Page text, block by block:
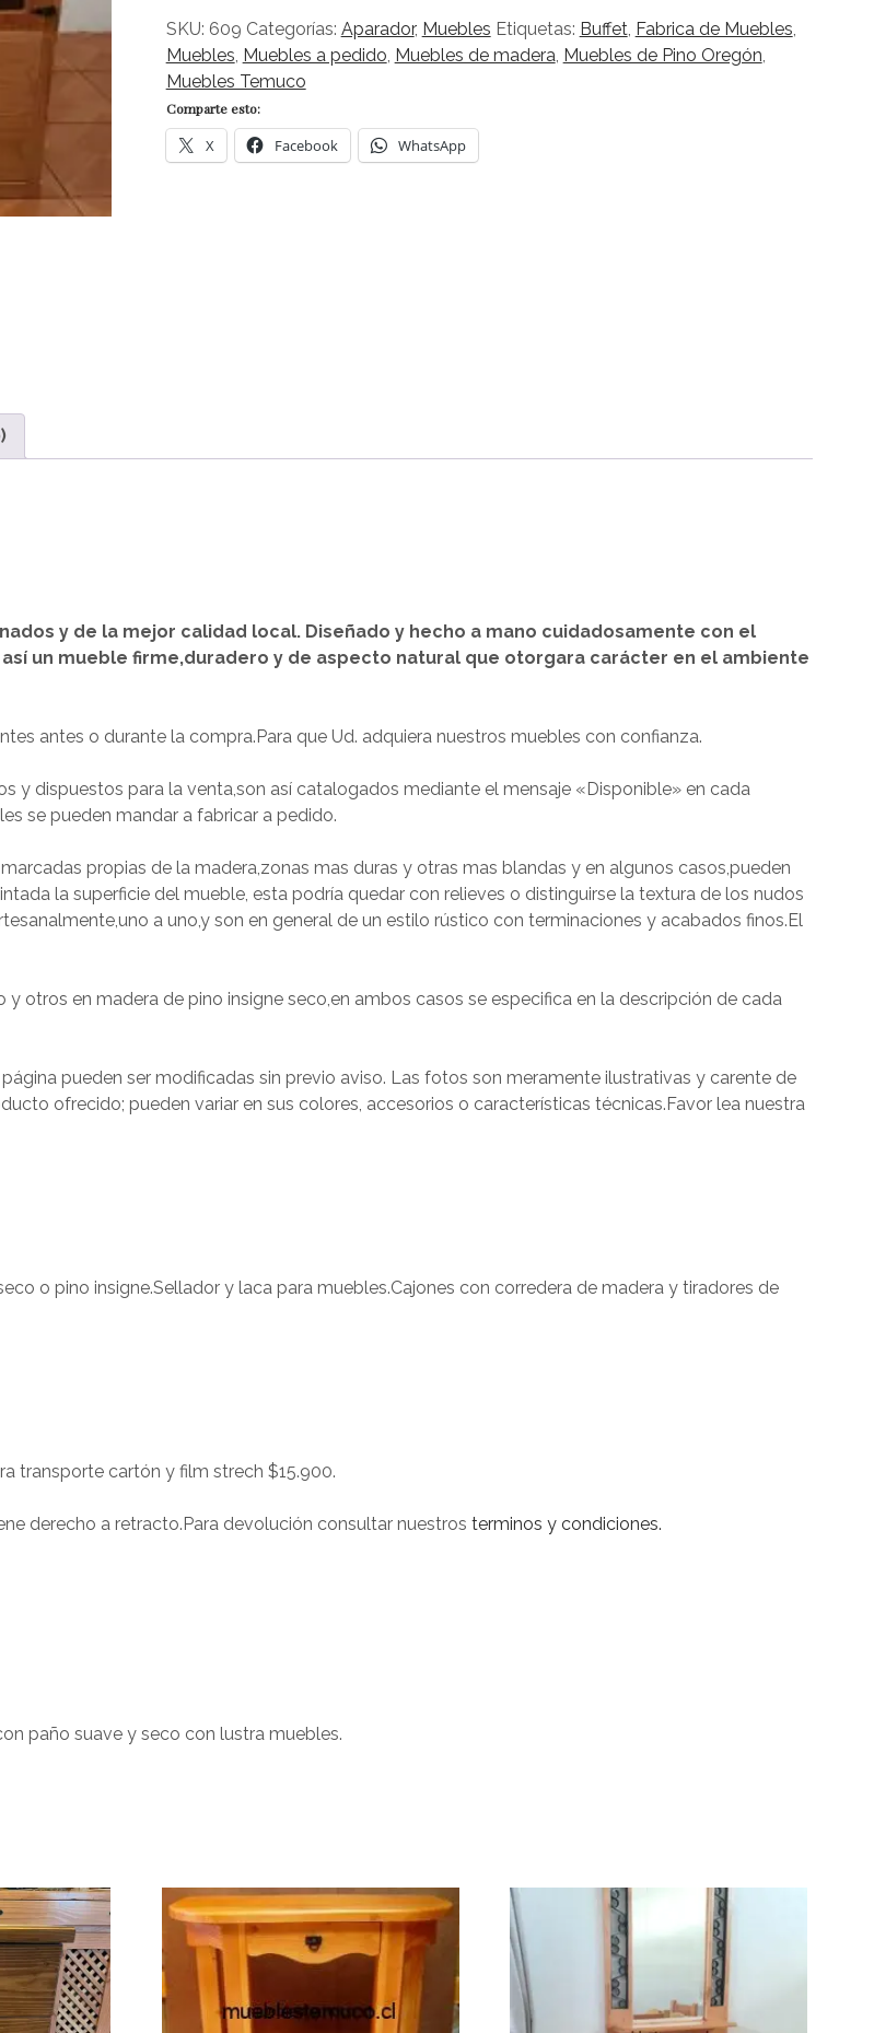
y
cajones
cantidad
SKU: 609 Categorías: Aparador, Muebles Etiquetas: Buffet, Fabrica de Muebles,
Muebles, Muebles a pedido, Muebles de madera, Muebles de Pino Oregón,
Muebles Temuco
Comparte esto:
X Facebook WhatsApp
y de la mejor calidad local. Diseñado y hecho a mano cuidadosamente con el
un mueble firme,duradero y de aspecto natural que otorgara carácter en el ambiente
antes o durante la compra.Para que Ud. adquiera nuestros muebles con confianza.
y dispuestos para la venta,son así catalogados mediante el mensaje «Disponible» en cada
se pueden mandar a fabricar a pedido.
propias de la madera,zonas mas duras y otras mas blandas y en algunos casos,pueden
la superficie del mueble, esta podría quedar con relieves o distinguirse la textura de los nudos
a uno,y son en general de un estilo rústico con terminaciones y acabados finos.El
otros en madera de pino insigne seco,en ambos casos se especifica en la descripción de cada
pueden ser modificadas sin previo aviso. Las fotos son meramente ilustrativas y carente de
ofrecido; pueden variar en sus colores, accesorios o características técnicas.Favor lea nuestra
o pino insigne.Sellador y laca para muebles.Cajones con corredera de madera y tiradores de
transporte cartón y film strech $15.900.
derecho a retracto.Para devolución consultar nuestros terminos y condiciones.
paño suave y seco con lustra muebles.